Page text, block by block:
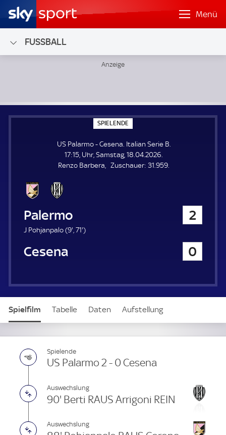
Menü
FUSSBALL
SPIELENDE
P
E
L
E
N
US Palarmo - Cesena. Italian Serie B.
17:15, Uhr, Samstag, 18.04.2026.
Renzo Barbera
Zuschauer: Z
31.959.
US Palarmo 2
J Pohjanpalo (9'9
,71'7
)
Cesena 0
Spielfilm Tabelle Daten Aufstellung
Spielende
US Palarmo 2 - 0 Cesena
Auswechslung
90' Berti RAUS Arrigoni REIN
Auswechslung